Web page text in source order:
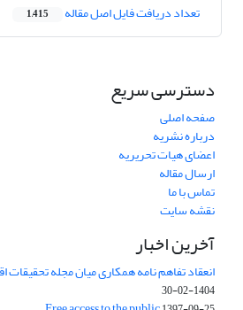
تعداد دریافت فایل اصل مقاله 1,415
دسترسی سریع
صفحه اصلی
درباره نشریه
اعضای هیات تحریریه
ارسال مقاله
تماس با ما
نقشه سایت
آخرین اخبار
انعقاد تفاهم نامه همکاری میان مجله تحقیقات
1404-02-30